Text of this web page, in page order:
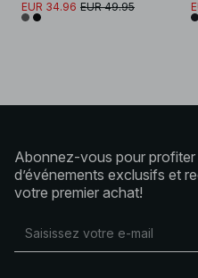
EUR 34.96 EUR 49.95
Abonnez-vous pour profiter
d’événements exclusifs et
votre premier achat!